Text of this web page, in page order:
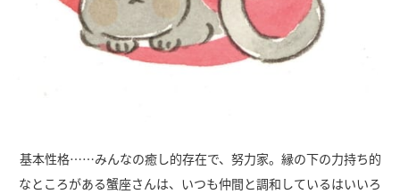
基本性格……みんなの癒し的存在で、努力家。縁の下の力持ち的
なところがある蟹座さんは、いつも仲間と調和しているはいいろ